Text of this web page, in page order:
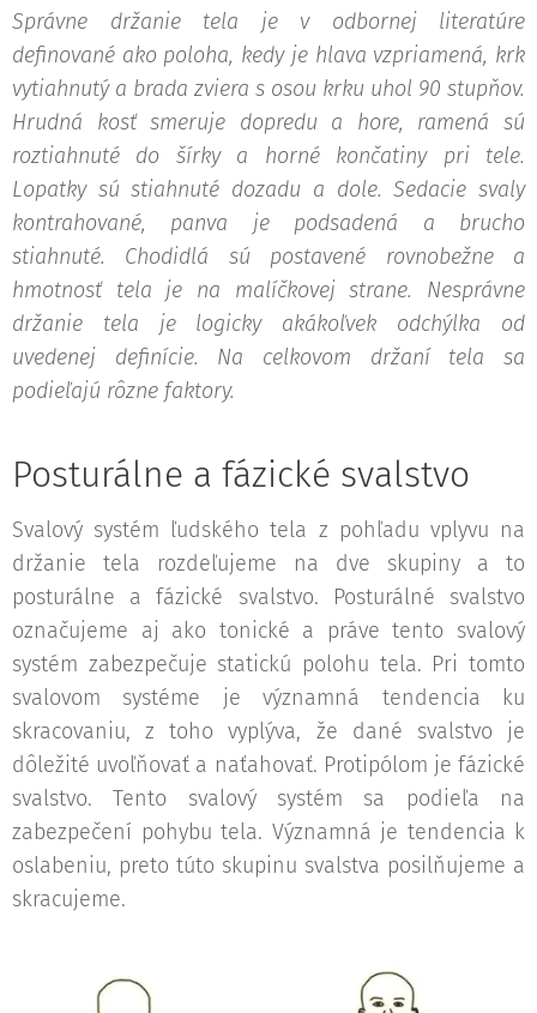
Správne držanie tela je v odbornej literatúre
definované ako poloha, kedy je hlava vzpriamená, krk
vytiahnutý a brada zviera s osou krku uhol 90 stupňov.
Hrudná kosť smeruje dopredu a hore, ramená sú
roztiahnuté do šírky a horné končatiny pri tele.
Lopatky sú stiahnuté dozadu a dole. Sedacie svaly
kontrahované, panva je podsadená a brucho
stiahnuté. Chodidlá sú postavené rovnobežne a
hmotnosť tela je na malíčkovej strane. Nesprávne
držanie tela je logicky akákoľvek odchýlka od
uvedenej definície. Na celkovom držaní tela sa
podieľajú rôzne faktory.
Posturálne a fázické svalstvo
Svalový systém ľudského tela z pohľadu vplyvu na
držanie tela rozdeľujeme na dve skupiny a to
posturálne a fázické svalstvo. Posturálné svalstvo
označujeme aj ako tonické a práve tento svalový
systém zabezpečuje statickú polohu tela. Pri tomto
svalovom systéme je významná tendencia ku
skracovaniu, z toho vyplýva, že dané svalstvo je
dôležité uvoľňovať a naťahovať. Protipólom je fázické
svalstvo. Tento svalový systém sa podieľa na
zabezpečení pohybu tela. Významná je tendencia k
oslabeniu, preto túto skupinu svalstva posilňujeme a
skracujeme.